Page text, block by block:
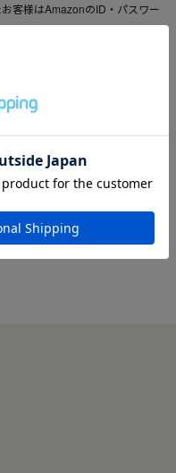
客様はAmazonのID・パスワー